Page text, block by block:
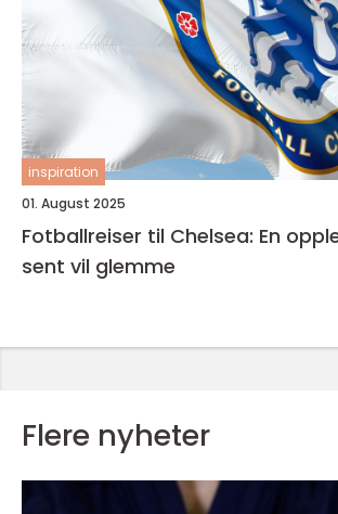
inspiration
01. August 2025
Fotballreiser til Chelsea: En
sent vil glemme
Flere nyheter